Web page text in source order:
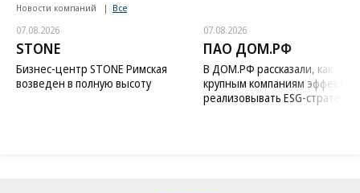
Новости компаний Все
07.08.2026
STONE
Бизнес-центр STONE Римская
возведен в полную высоту
07.08.2026
ПАО ДОМ.РФ
В ДОМ.РФ рассказали, как
крупным компаниям
реализовывать ESG-стратегию